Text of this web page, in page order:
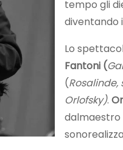
tempo gli
diventando
Lo
Fantoni (
(
Orlofsky).